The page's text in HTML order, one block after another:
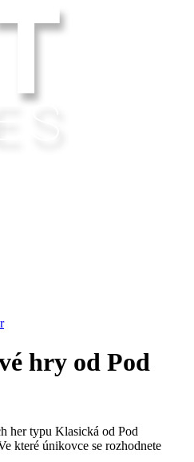
hry od Pod
her typu Klasická od Pod
které únikovce se rozhodnete